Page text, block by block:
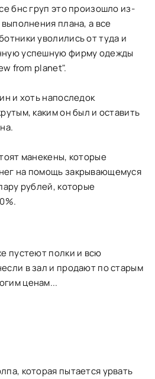
бнс груп это произошло из-
плана, а все
уволились от туда и
успешную фирму одежды
from planet".
и хоть напоследок
каким он был и оставить
манекены, которые
на помощь закрывающемуся
рублей, которые
пустеют полки и всю
в зал и продают по старым
ценам...
которая пытается урвать